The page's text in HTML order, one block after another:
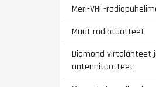
Meri-VHF-
Muut radiotuotteet
Diamond virtalähteet
antennituotteet